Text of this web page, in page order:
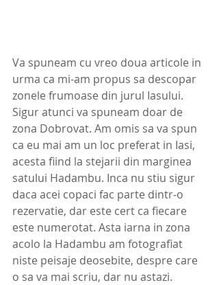
Va spuneam cu vreo doua articole in
urma ca mi-am propus sa descopar
zonele frumoase din jurul Iasului.
Sigur atunci va spuneam doar de
zona Dobrovat. Am omis sa va spun
ca eu mai am un loc preferat in Iasi,
acesta fiind la stejarii din marginea
satului Hadambu. Inca nu stiu sigur
daca acei copaci fac parte dintr-o
rezervatie, dar este cert ca fiecare
este numerotat. Asta iarna in zona
acolo la Hadambu am fotografiat
niste peisaje deosebite, despre care
o sa va mai scriu, dar nu astazi.